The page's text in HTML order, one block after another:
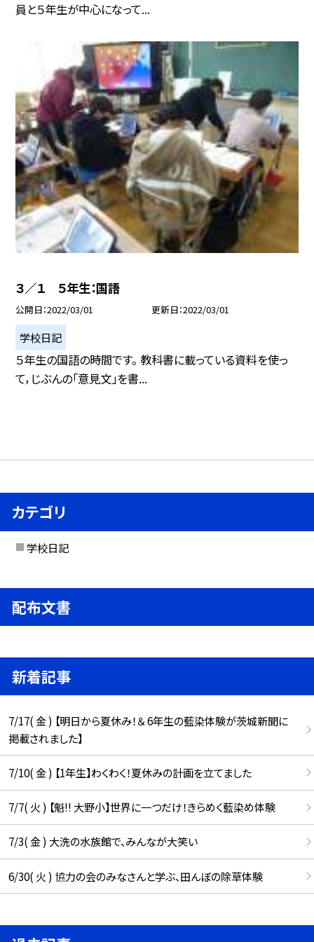
員と５年生が中心になって...
３／１ ５年生：国語
公開日 2022/03/01 更新日 2022/03/01
学校日記
５年生の国語の時間です。 教科書に載っている資料を使っ
て，じぶんの「意見文」を書...
カテゴリ
学校日記
配布文書
新着記事
7/17( 金 ) 【明日から夏休み！＆ 6年生の藍染体験が茨城新聞に
掲載されました】
7/10( 金 ) 【1年生】わくわく！夏休みの計画を立てました
7/7( 火 ) 【魁!! 大野小】世界に一つだけ！きらめく藍染め体験
7/3( 金 ) 大洗の水族館で、みんなが大笑い
6/30( 火 ) 協力の会のみなさんと学ぶ、田んぼの除草体験